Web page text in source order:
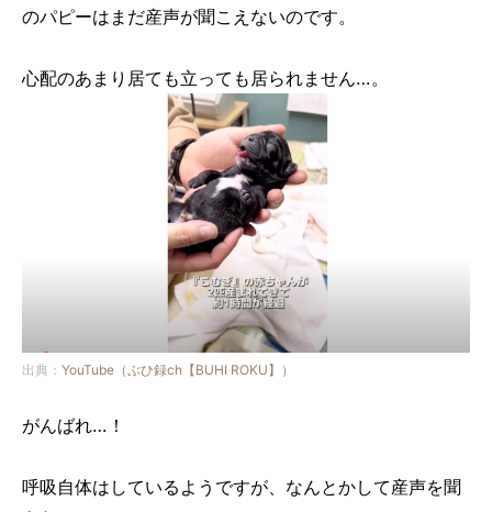
のパピーはまだ産声が聞こえないのです。
心配のあまり居ても立っても居られません…。
出典： YouTube（ぶひ録ch【BUHI ROKU】）
がんばれ…！
呼吸自体はしているようですが、なんとかして産声を聞